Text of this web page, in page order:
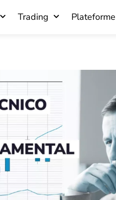
Trading